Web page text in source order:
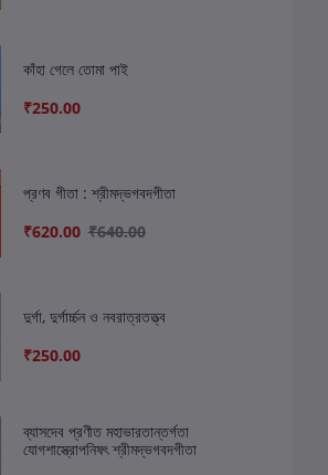
কাঁহা গেলে তোমা পাই
₹250.00
প্রণব গীতা : শ্রীমদ্ভগবদগীতা
₹620.00 ₹640.00
দুর্গা, দুর্গার্চ্চন ও নবরাত্রতত্ত্ব
₹250.00
ব্যাসদেব প্রণীত মহাভারতান্তর্গতা
যোগশাস্ত্রোপনিষৎ শ্রীমদ্ভগবদগীতা